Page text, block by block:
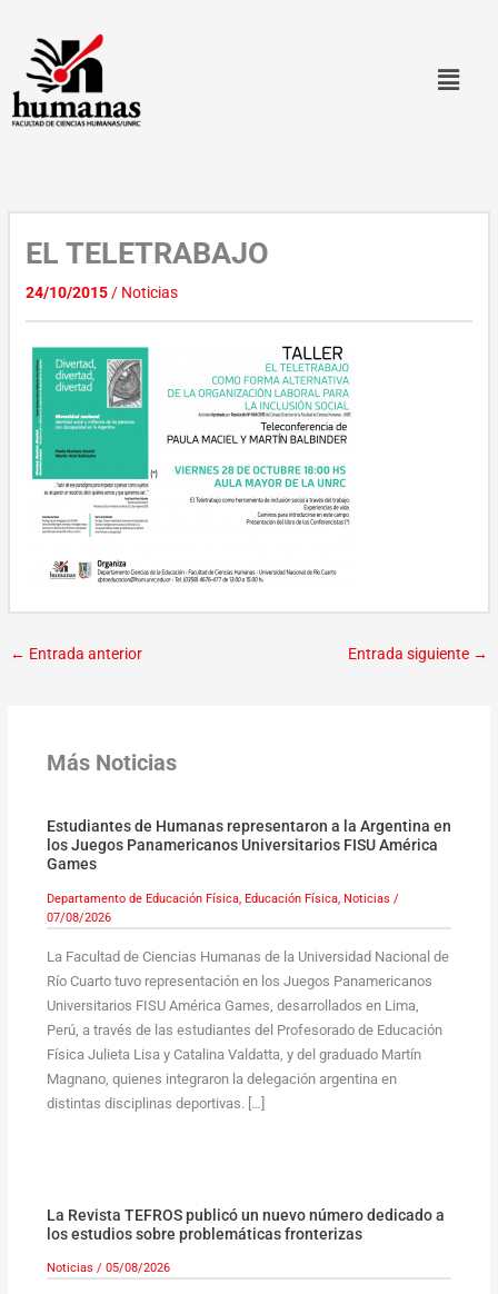
contenido
EL TELETRABAJO
24/10/2015/ Noticias
← Entrada anterior Entrada siguiente →
Más Noticias
Estudiantes de Humanas representaron a la Argentina en
los Juegos Panamericanos Universitarios FISU América
Games
Departamento de Educación Física, Educación Física, Noticias /
07/08/2026
La Facultad de Ciencias Humanas de la Universidad Nacional de
Río Cuarto tuvo representación en los Juegos Panamericanos
Universitarios FISU América Games, desarrollados en Lima,
Perú, a través de las estudiantes del Profesorado de Educación
Física Julieta Lisa y Catalina Valdatta, y del graduado Martín
Magnano, quienes integraron la delegación argentina en
distintas disciplinas deportivas. […]
La Revista TEFROS publicó un nuevo número dedicado a
los estudios sobre problemáticas fronterizas
Noticias / 05/08/2026